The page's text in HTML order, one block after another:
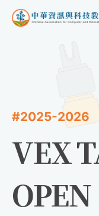
#2025-2026
VEX
OPEN